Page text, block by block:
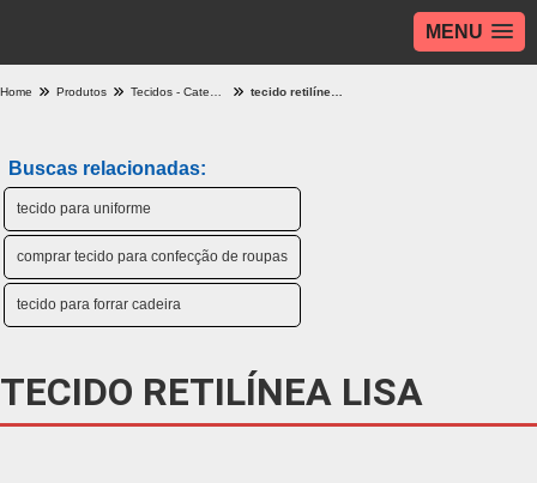
MENU
Home Produtos
Buscas relacionadas:
tecido para uniforme
comprar tecido para confecção de roupas
tecido para forrar cadeira
TECIDO RETILÍNEA LISA